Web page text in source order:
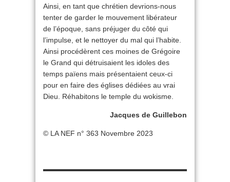
Ainsi, en tant que chrétien devrions-nous
tenter de garder le mouvement libérateur
de l’époque, sans préjuger du côté qui
l’impulse, et le nettoyer du mal qui l’habite.
Ainsi procédèrent ces moines de Grégoire
le Grand qui détruisaient les idoles des
temps païens mais présentaient ceux-ci
pour en faire des églises dédiées au vrai
Dieu. Réhabitons le temple du wokisme.
Jacques de Guillebon
© LA NEF n° 363 Novembre 2023